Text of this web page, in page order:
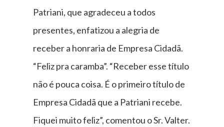
Patriani, que agradeceu a todos
presentes, enfatizou a alegria de
receber a honraria de Empresa Cidadã.
“Feliz pra caramba”. “Receber esse título
não é pouca coisa. É o primeiro título de
Empresa Cidadã que a Patriani recebe.
Fiquei muito feliz”, comentou o Sr. Valter.